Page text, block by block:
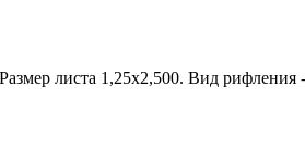
листа 1,25х2,500. Вид рифления